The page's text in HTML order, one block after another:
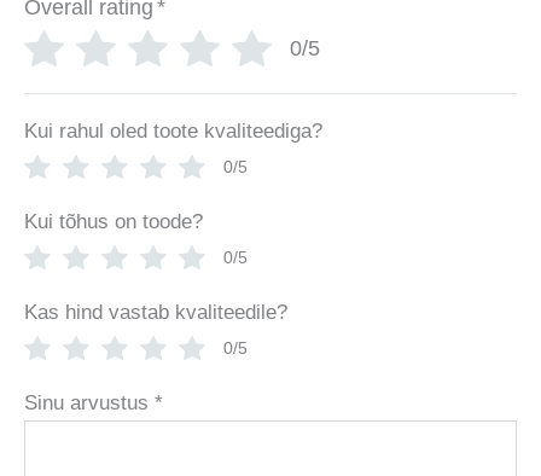
Overall rating *
0/5
Kui rahul oled toote kvaliteediga?
0/5
Kui tõhus on toode?
0/5
Kas hind vastab kvaliteedile?
0/5
Sinu arvustus *